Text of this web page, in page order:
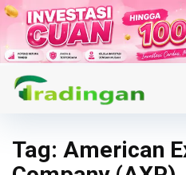
Tag: American